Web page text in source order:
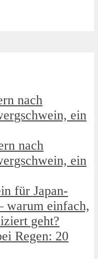
nach
ein
nach
ein
für Japan-
warum einfach,
geht?
Regen: 20